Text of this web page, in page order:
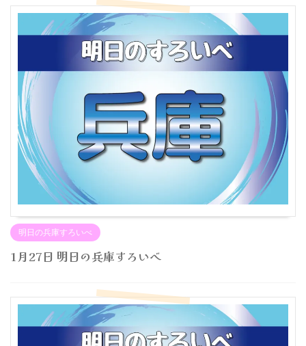
明日の兵庫すろいべ
1月27日 明日の兵庫すろいべ